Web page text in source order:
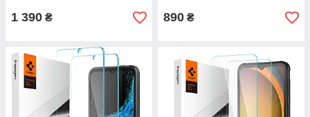
1 390 ₴ 890 ₴